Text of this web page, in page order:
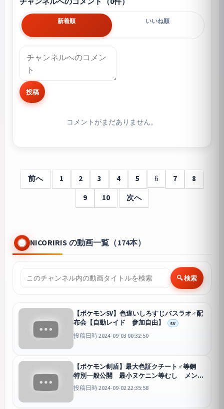
新着順 いいね順
投稿
コメントがまだありません。
前へ 1 2 3 4 5 6 7
8
9
10 次へ
NICORIRIS の動画一覧（174本）
🔍 検索
【ポケモンSV】色違いしろすじバスラオ♂配
布会【自動レイド 参加自由】
SV
投稿日時 2024-09-03 00:32:50
【ポケモン剣盾】最大色証クチート♂等鋼
特別一般公開 最小ヌケニン等むし メンバ
ー限定 最大S0ジュラルドン・カイリュー
他希望により変動
投稿日時 2024-09-02 22:35:58